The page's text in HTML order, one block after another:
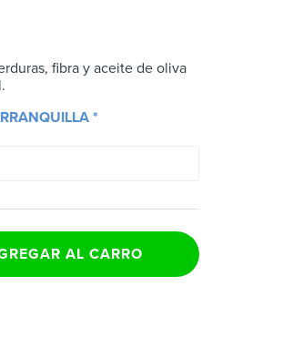
fibra y aceite de oliva
*
AL CARRO